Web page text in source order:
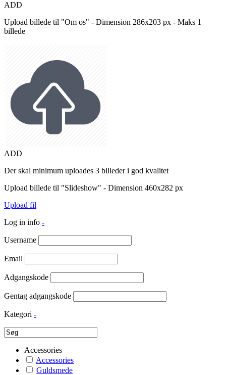
ADD
Upload billede til "Om os" - Dimension 286x203 px - Maks 1
billede
ADD
Der skal minimum uploades 3 billeder i god kvalitet
Upload billede til "Slideshow" - Dimension 460x282 px
Upload fil
Log in info -
Username
Email
Adgangskode
Gentag adgangskode
Kategori -
Accessories
Accessories
Guldsmede